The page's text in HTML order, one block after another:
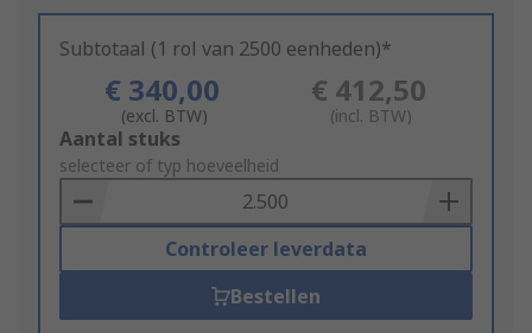
Subtotaal (1 rol van 2500 eenheden)*
€ 340,00
(excl. BTW)
€ 412,50
(incl. BTW)
Add
to
Basket
Aantal stuks
selecteer of typ hoeveelheid
Controleer leverdata
Bestellen